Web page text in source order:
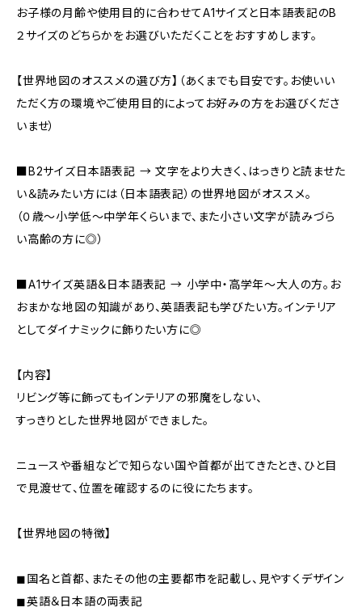
お子様の月齢や使用目的に合わせてA1サイズと日本語表記のB
２サイズのどちらかをお選びいただくことをおすすめします。
【世界地図のオススメの選び方】（あくまでも目安です。お使いい
ただく方の環境やご使用目的によってお好みの方をお選びくださ
いませ）
■B2サイズ日本語表記 → 文字をより大きく、はっきりと読ませた
い＆読みたい方には（日本語表記）の世界地図がオススメ。
（０歳～小学低～中学年くらいまで、また小さい文字が読みづら
い高齢の方に◎）
■A1サイズ英語＆日本語表記 → 小学中・高学年～大人の方。お
おまかな地図の知識があり、英語表記も学びたい方。インテリア
としてダイナミックに飾りたい方に◎
【内容】
リビング等に飾ってもインテリアの邪魔をしない、
すっきりとした世界地図ができました。
ニュースや番組などで知らない国や首都が出てきたとき、ひと目
で見渡せて、位置を確認するのに役にたちます。
【世界地図の特徴】
◼︎国名と首都、またその他の主要都市を記載し、見やすくデザイン
◼︎英語＆日本語の両表記